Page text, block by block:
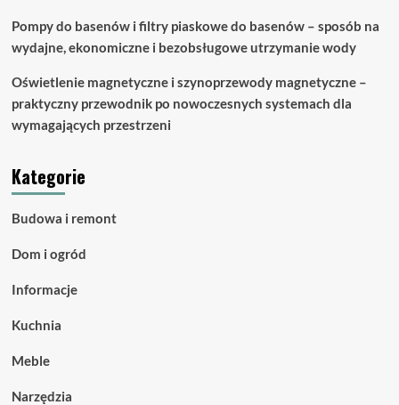
Pompy do basenów i filtry piaskowe do basenów – sposób na
wydajne, ekonomiczne i bezobsługowe utrzymanie wody
Oświetlenie magnetyczne i szynoprzewody magnetyczne –
praktyczny przewodnik po nowoczesnych systemach dla
wymagających przestrzeni
Kategorie
Budowa i remont
Dom i ogród
Informacje
Kuchnia
Meble
Narzędzia